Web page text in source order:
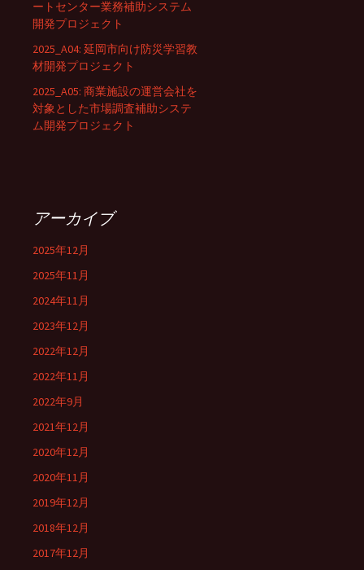
ートセンター業務補助システム
開発プロジェクト
2025_A04: 延岡市向け防災学習教
材開発プロジェクト
2025_A05: 商業施設の運営会社を
対象とした市場調査補助システ
ム開発プロジェクト
アーカイブ
2025年12月
2025年11月
2024年11月
2023年12月
2022年12月
2022年11月
2022年9月
2021年12月
2020年12月
2020年11月
2019年12月
2018年12月
2017年12月